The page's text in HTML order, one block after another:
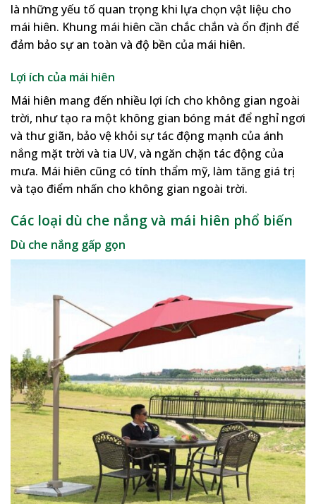
là những yếu tố quan trọng khi lựa chọn vật liệu cho
mái hiên. Khung mái hiên cần chắc chắn và ổn định để
đảm bảo sự an toàn và độ bền của mái hiên.
Lợi ích của mái hiên
Mái hiên mang đến nhiều lợi ích cho không gian ngoài
trời, như tạo ra một không gian bóng mát để nghỉ ngơi
và thư giãn, bảo vệ khỏi sự tác động mạnh của ánh
nắng mặt trời và tia UV, và ngăn chặn tác động của
mưa. Mái hiên cũng có tính thẩm mỹ, làm tăng giá trị
và tạo điểm nhấn cho không gian ngoài trời.
Các loại dù che nắng và mái hiên phổ biến
Dù che nắng gấp gọn